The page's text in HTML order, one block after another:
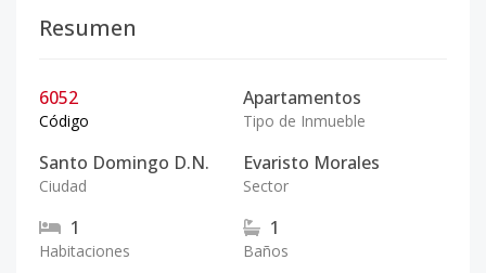
Resumen
6052
Código
Apartamentos
Tipo de Inmueble
Santo Domingo D.N.
Ciudad
Evaristo Morales
Sector
1
Habitaciones
1
Baños